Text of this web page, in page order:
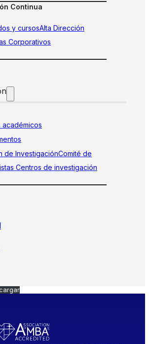
Continua
y cursosAlta Dirección
Corporativos
académicos
de InvestigaciónComité de
Centros de investigación